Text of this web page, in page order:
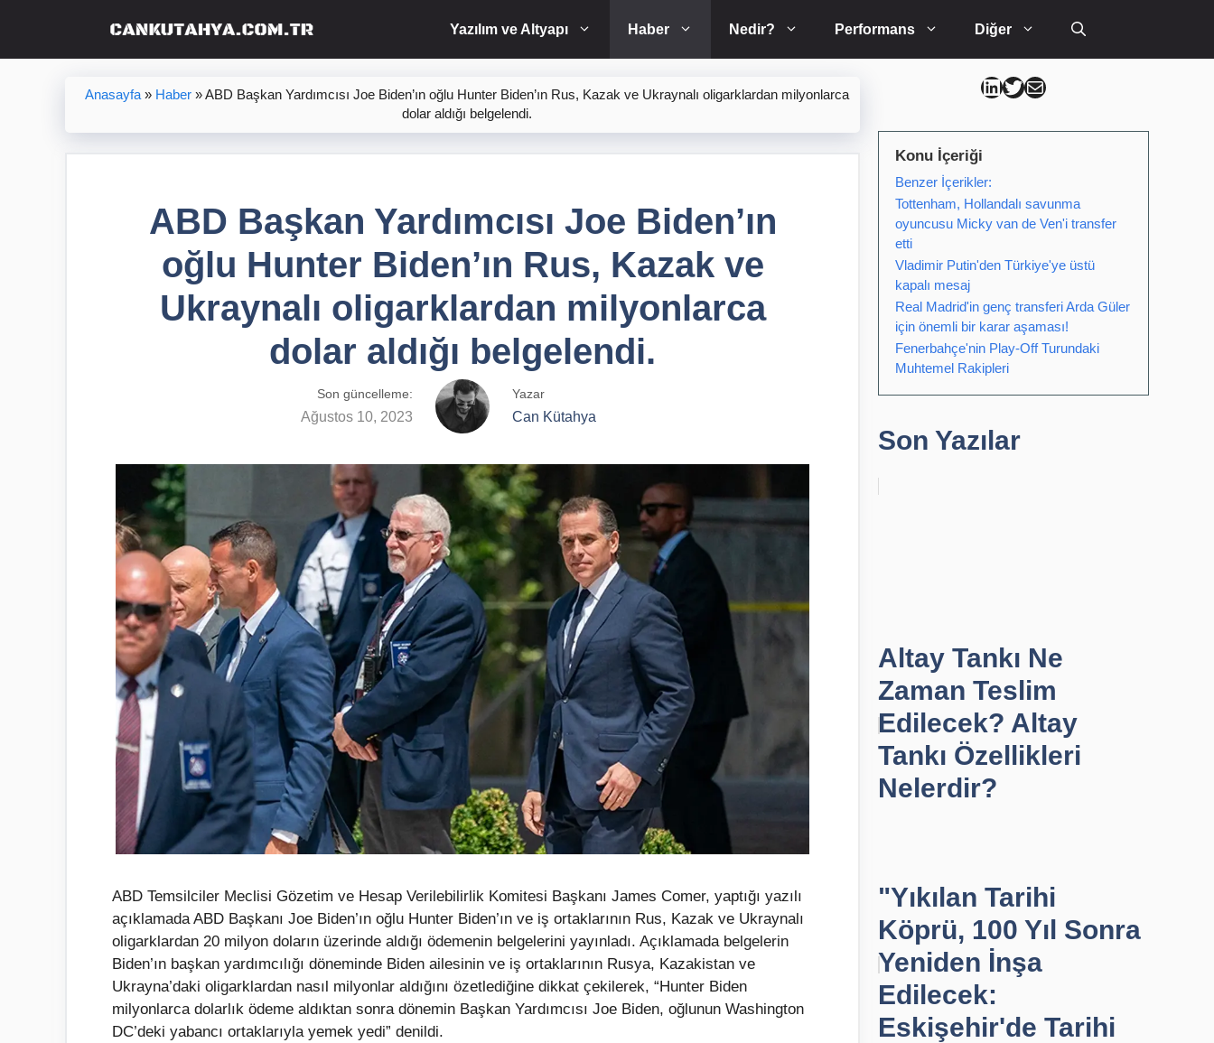
Yazılım ve Altyapı Haber Nedir? Performans Diğer
Anasayfa » Haber »ABD Başkan Yardımcısı Joe Biden’ın oğlu Hunter Biden’ın Rus, Kazak ve Ukraynalı oligarklardan milyonlarca
dolar aldığı belgelendi.
ABD Başkan Yardımcısı Joe Biden’ın
oğlu Hunter Biden’ın Rus, Kazak ve
Ukraynalı oligarklardan milyonlarca
dolar aldığı belgelendi.
Son güncelleme:
Ağustos 10, 2023
Yazar
Can Kütahya
ABD Temsilciler Meclisi Gözetim ve Hesap Verilebilirlik Komitesi Başkanı James Comer, yaptığı yazılı
açıklamada ABD Başkanı Joe Biden’ın oğlu Hunter Biden’ın ve iş ortaklarının Rus, Kazak ve Ukraynalı
oligarklardan 20 milyon doların üzerinde aldığı ödemenin belgelerini yayınladı. Açıklamada belgelerin
Biden’ın başkan yardımcılığı döneminde Biden ailesinin ve iş ortaklarının Rusya, Kazakistan ve
Ukrayna’daki oligarklardan nasıl milyonlar aldığını özetlediğine dikkat çekilerek, “Hunter Biden
milyonlarca dolarlık ödeme aldıktan sonra dönemin Başkan Yardımcısı Joe Biden, oğlunun Washington
DC’deki yabancı ortaklarıyla yemek yedi” denildi.
Can Kütahya Linkedin
Can Kütahya Twitter
Can Kütahya Mail
Konu İçeriği
Benzer İçerikler:
Tottenham, Hollandalı savunma
oyuncusu Micky van de Ven'i transfer
etti
Vladimir Putin'den Türkiye'ye üstü
kapalı mesaj
Real Madrid'in genç transferi Arda Güler
için önemli bir karar aşaması!
Fenerbahçe'nin Play-Off Turundaki
Muhtemel Rakipleri
Son Yazılar
Altay Tankı Ne
Zaman Teslim
Edilecek? Altay
Tankı Özellikleri
Nelerdir?
"Yıkılan Tarihi
Köprü, 100 Yıl Sonra
Yeniden İnşa
Edilecek:
Eskişehir'de Tarihi